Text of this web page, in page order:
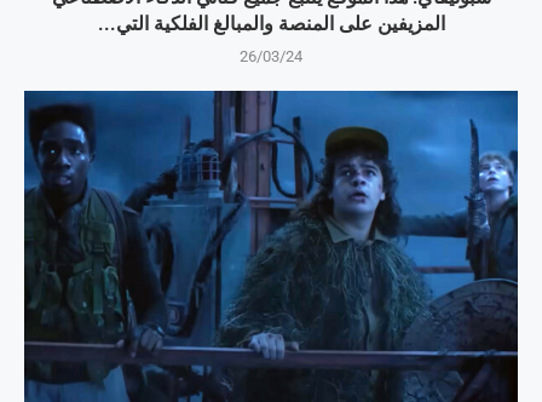
المزيفين على المنصة والمبالغ الفلكية التي...
26/03/24